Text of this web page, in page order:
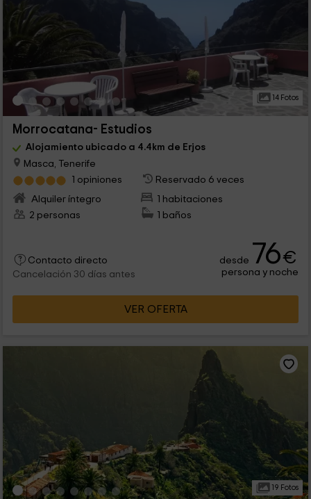
14 Fotos
Morrocatana- Estudios
Alojamiento ubicado a 4.4km de Erjos
Masca, Tenerife
1 opiniones
Reservado 6 veces
Alquiler íntegro
1 habitaciones
2 personas
1 baños
Contacto directo
Cancelación 30 días antes
desde 76€
persona y noche
VER OFERTA
19 Fotos